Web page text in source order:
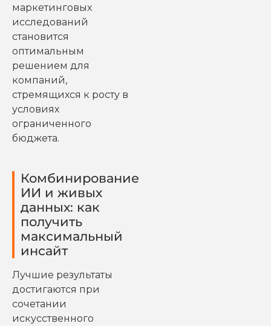
маркетинговых
исследований
становится
оптимальным
решением для
компаний,
стремящихся к росту в
условиях
ограниченного
бюджета.
Комбинирование
ИИ и живых
данных: как
получить
максимальный
инсайт
Лучшие результаты
достигаются при
сочетании
искусственного